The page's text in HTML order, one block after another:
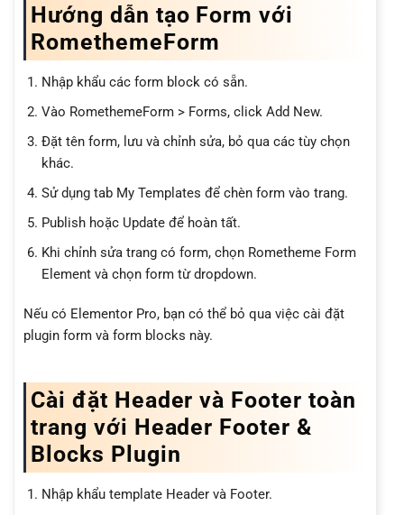
Hướng dẫn tạo Form với
RomethemeForm
Nhập khẩu các form block có sẵn.
Vào RomethemeForm > Forms, click Add New.
Đặt tên form, lưu và chỉnh sửa, bỏ qua các tùy chọn
khác.
Sử dụng tab My Templates để chèn form vào trang.
Publish hoặc Update để hoàn tất.
Khi chỉnh sửa trang có form, chọn Rometheme Form
Element và chọn form từ dropdown.
Nếu có Elementor Pro, bạn có thể bỏ qua việc cài đặt
plugin form và form blocks này.
Cài đặt Header và Footer toàn
trang với Header Footer &
Blocks Plugin
Nhập khẩu template Header và Footer.